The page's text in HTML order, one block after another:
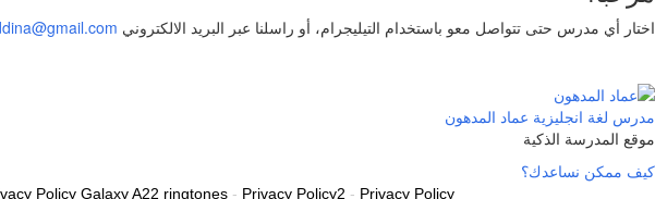
اختار أي مدرس حتى تتواصل معو باستخدام التيليجرام، أو راسلنا عبر البريد الالكتروني
مدرس لغة انجليزية عماد المدهون
موقع المدرسة الذكية
كيف ممكن نساعدك؟
Policy Galaxy A22 ringtones - Privacy Policy2 - Privacy Policy